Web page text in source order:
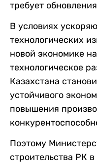
требует
В условиях
технологических
новой экономике
технологическое
Казахстана
устойчивого
повышения
Поэтому
строительства РК